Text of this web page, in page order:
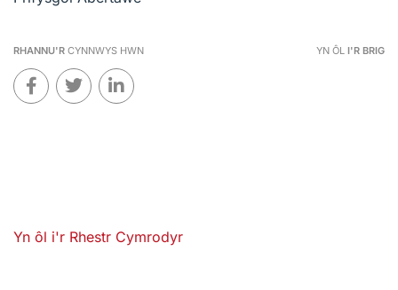
RHANNU'R CYNNWYS HWN YN ÔL I'R BRIG
Yn ôl i'r Rhestr Cymrodyr